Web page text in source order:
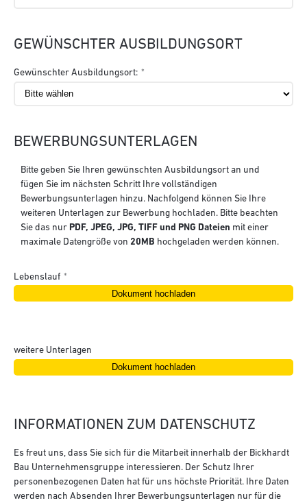
GEWÜNSCHTER AUSBILDUNGSORT
Gewünschter Ausbildungsort:
BEWERBUNGSUNTERLAGEN
Bitte geben Sie Ihren gewünschten Ausbildungsort an und
fügen Sie im nächsten Schritt Ihre vollständigen
Bewerbungsunterlagen hinzu. Nachfolgend können Sie Ihre
weiteren Unterlagen zur Bewerbung hochladen. Bitte beachten
Sie das nur PDF, JPEG, JPG, TIFF und PNG Dateien mit einer
maximale Datengröße von 20MB hochgeladen werden können.
Lebenslauf
weitere Unterlagen
INFORMATIONEN ZUM DATENSCHUTZ
Es freut uns, dass Sie sich für die Mitarbeit innerhalb der Bickhardt
Bau Unternehmensgruppe interessieren. Der Schutz Ihrer
personenbezogenen Daten hat für uns höchste Priorität. Ihre Daten
werden nach Absenden Ihrer Bewerbungsunterlagen nur für die